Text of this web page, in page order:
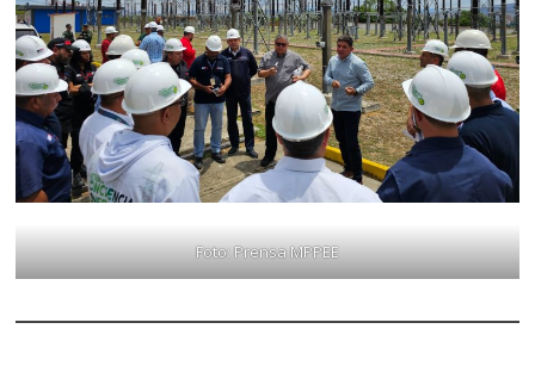
Foto: Prensa MPPEE